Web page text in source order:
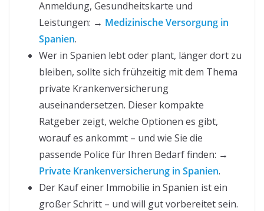
Anmeldung, Gesundheitskarte und
Leistungen: → Medizinische Versorgung in
Spanien.
Wer in Spanien lebt oder plant, länger dort zu
bleiben, sollte sich frühzeitig mit dem Thema
private Krankenversicherung
auseinandersetzen. Dieser kompakte
Ratgeber zeigt, welche Optionen es gibt,
worauf es ankommt – und wie Sie die
passende Police für Ihren Bedarf finden: →
Private Krankenversicherung in Spanien.
Der Kauf einer Immobilie in Spanien ist ein
großer Schritt – und will gut vorbereitet sein.